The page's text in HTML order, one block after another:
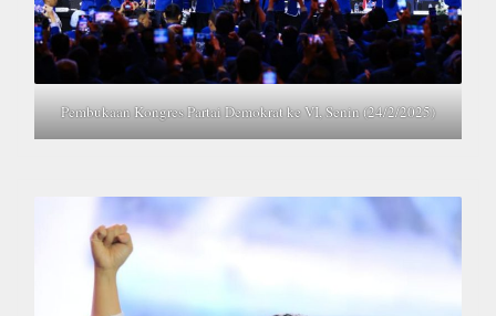
Pembukaan Kongres Partai Demokrat ke VI, Senin (24/2/2025)